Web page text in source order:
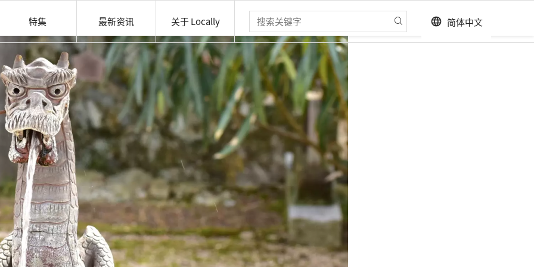
特集 最新资讯 关于 Locally language 简体中文